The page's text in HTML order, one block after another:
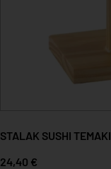
STALAK SUSHI TEMAKI
24,40 €